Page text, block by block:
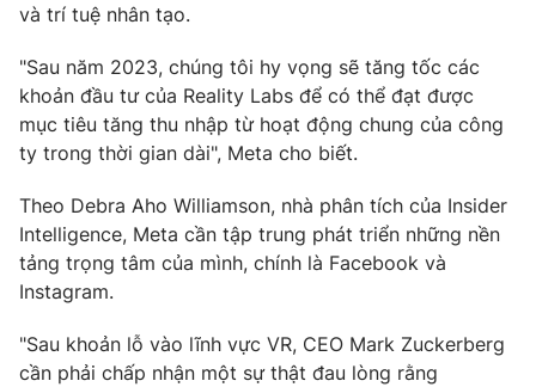
® Cấm sao chép dưới mọi hình thức nếu không có sự chấp
thuận bằng văn bản. Ghi rõ nguồn VTV.vn khi phát hành lại
thông tin từ website này.
và trí tuệ nhân tạo.
"Sau năm 2023, chúng tôi hy vọng sẽ tăng tốc các
khoản đầu tư của Reality Labs để có thể đạt được
mục tiêu tăng thu nhập từ hoạt động chung của công
ty trong thời gian dài", Meta cho biết.
Theo Debra Aho Williamson, nhà phân tích của Insider
Intelligence, Meta cần tập trung phát triển những nền
tảng trọng tâm của mình, chính là Facebook và
Instagram.
"Sau khoản lỗ vào lĩnh vực VR, CEO Mark Zuckerberg
cần phải chấp nhận một sự thật đau lòng rằng